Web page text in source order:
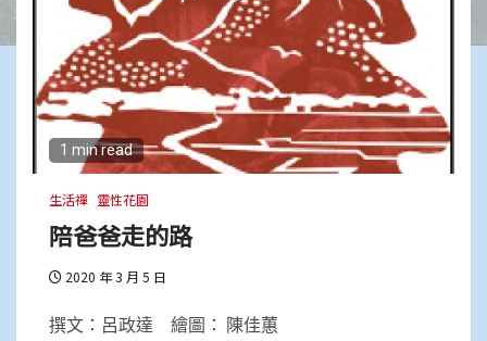
1 min read
生活禪 靈性花園
陪爸爸走的路
2020 年 3 月 5 日
撰文：呂政達 繪圖： 陳佳蕙